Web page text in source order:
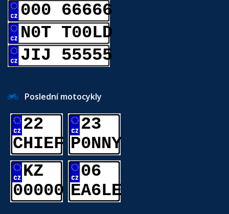
000 66666
N0T T00LD
JIJ 55555
Poslední motocykly
22
CHIEF
23
P0NNY
KZ
00000
06
EA6LE